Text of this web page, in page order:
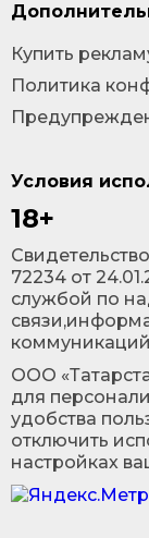
Условия
18+
72234 от
службой по
ООО
для
удобства
отключить
настройках
Купить
Политика